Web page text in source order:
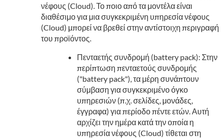
νέφους (Cloud). Το ποιο από τα μοντέλα είναι
διαθέσιμο για μια συγκεκριμένη υπηρεσία νέφους
(Cloud) μπορεί να βρεθεί στην αντίστοιχη περιγραφή
του προϊόντος.
Πενταετής συνδρομή (battery pack): Στην
περίπτωση πενταετούς συνδρομής
("battery pack"), τα μέρη συνάπτουν
σύμβαση για συγκεκριμένο όγκο
υπηρεσιών (π.χ. σελίδες, μονάδες,
έγγραφα) για περίοδο πέντε ετών. Αυτή
αρχίζει την ημέρα κατά την οποία η
υπηρεσία νέφους (Cloud) τίθεται στη